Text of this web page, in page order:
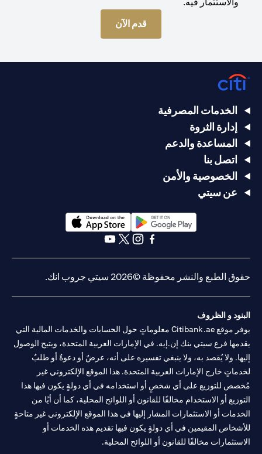
قدم الآن
الخدمات المصرفية
إدارة الثروة
المساعدة والدعم
اتصل بنا
الخصوصية والأمن
عن سيتي
(opens in a new tab)
حقوق الطبع والنشر محفوظة ©2026 سيتي جروب انك.
البنود و الظروف
يوفر موقع Citibank.ae معلوماتٍ حول الحسابات والخدمات المالية التي
يقدمها فرع سيتي بنك إن.إيه. في الإمارات العربية المتحدة، ويتيح الوصول
إليها. ولا يُقصد به، ولا ينبغي تفسيره على أنه، عرضٌ أو دعوةٌ أو طلبٌ
لخدماتٍ خارج الإمارات العربية المتحدة. هذا الموقع الإلكتروني غير
مُخصص للتوزيع على أي شخصٍ أو استخدامه في أي دولةٍ يكون فيها هذا
التوزيع أو الاستخدام مخالفًا للقانون أو اللوائح المحلية، كما أن أيًا من
الخدمات أو الاستثمارات المشار إليها في هذا الموقع الإلكتروني غير متاحةٍ
للأشخاص المقيمين في أي دولةٍ يكون فيها تقديم هذه الخدمات أو
الاستثمارات مخالفًا للقانون أو اللوائح المحلية.